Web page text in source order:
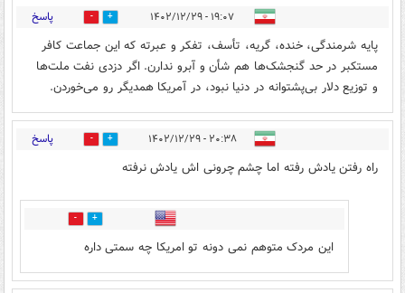
۱۹:۰۷ - ۱۴۰۲/۱۲/۲۹ 9 پاسخ
پایه شرمندگی، خنده، گریه، تأسف، تفکر و عبرته که این جماعت کافر
مستکبر در حد گنجشک‌ها هم شأن و آبرو ندارن. اگر دزدی نفت ملت‌ها
و توزیع دلار بی‌پشتوانه در دنیا نبود، در آمریکا همدیگر رو می‌خوردن.
۲۰:۳۸ - ۱۴۰۲/۱۲/۲۹ 6 پاسخ
راه رفتن یادش رفته اما چشم چرونی اش یادش نرفته
0
این مردک متوهم نمی دونه تو امریکا چه سمتی داره